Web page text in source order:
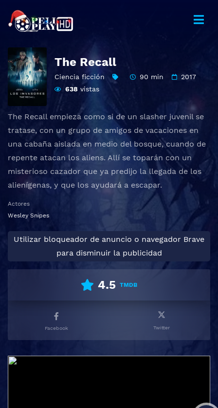
The Recall
Ciencia ficción 90 min
2017
638 vistas
The Recall empieza como si de un slasher juvenil se
tratase, con un grupo de amigos de vacaciones en
una cabaña aislada en medio del bosque, cuando de
repente atacan los aliens. Allí se toparán con un
misterioso cazador que ya predijo la llegada de los
alienígenas, y que los ayudará a escapar.
Actores
Wesley Snipes
Utilizar bloqueador de anuncio o navegador Brave
para disminuir la publicidad
4.5 TMDB
Facebook Twitter